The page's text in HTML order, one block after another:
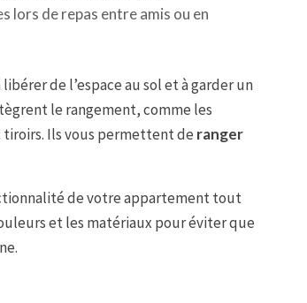
lors de repas entre amis ou en
de l’espace au sol et à garder un
le rangement, comme les
tiroirs. Ils vous permettent de ranger
de votre appartement tout
et les matériaux pour éviter que